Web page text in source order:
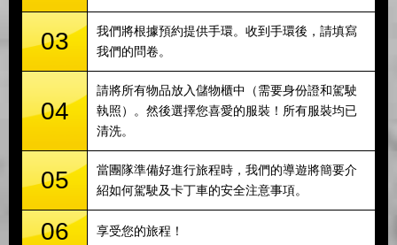
03
我們將根據預約提供手環。收到手環後，請填寫
我們的問卷。
04
請將所有物品放入儲物櫃中（需要身份證和駕駛
執照）。然後選擇您喜愛的服裝！所有服裝均已
清洗。
05
當團隊準備好進行旅程時，我們的導遊將簡要介
紹如何駕駛及卡丁車的安全注意事項。
06 享受您的旅程！